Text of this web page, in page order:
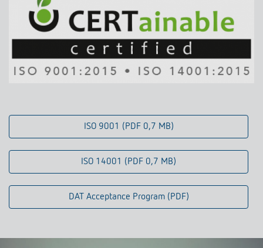
ISO 9001 (PDF 0,7 MB)
ISO 14001 (PDF 0,7 MB)
DAT Acceptance Program (PDF)